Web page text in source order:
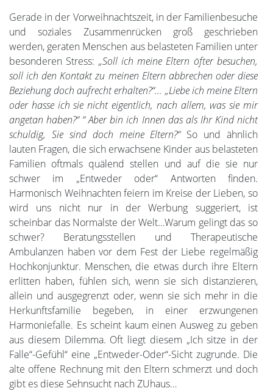
Gerade in der Vorweihnachtszeit, in der Familienbesuche
und soziales Zusammenrücken groß geschrieben
werden, geraten Menschen aus belasteten Familien unter
besonderen Stress: „Soll ich meine Eltern öfter besuchen,
soll ich den Kontakt zu meinen Eltern abbrechen oder diese
Beziehung doch aufrecht erhalten?“… „Liebe ich meine Eltern
oder hasse ich sie nicht eigentlich, nach allem, was sie mir
angetan haben?“ “ Aber bin ich Innen das als Ihr Kind nicht
schuldig, Sie sind doch meine Eltern?“ So und ähnlich
lauten Fragen, die sich erwachsene Kinder aus belasteten
Familien oftmals quälend stellen und auf die sie nur
schwer im „Entweder oder“ Antworten finden.
Harmonisch Weihnachten feiern im Kreise der Lieben, so
wird uns nicht nur in der Werbung suggeriert, ist
scheinbar das Normalste der Welt…Warum gelingt das so
schwer? Beratungsstellen und Therapeutische
Ambulanzen haben vor dem Fest der Liebe regelmäßig
Hochkonjunktur. Menschen, die etwas durch ihre Eltern
erlitten haben, fühlen sich, wenn sie sich distanzieren,
allein und ausgegrenzt oder, wenn sie sich mehr in die
Herkunftsfamilie begeben, in einer erzwungenen
Harmoniefalle. Es scheint kaum einen Ausweg zu geben
aus diesem Dilemma. Oft liegt diesem „Ich sitze in der
Falle“-Gefühl“ eine „Entweder-Oder“-Sicht zugrunde. Die
alte offene Rechnung mit den Eltern schmerzt und doch
gibt es diese Sehnsucht nach ZUhaus…